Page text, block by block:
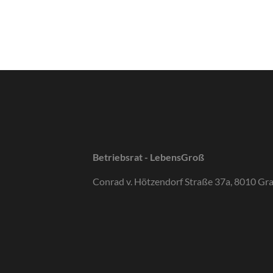
Betriebsrat - LebensGroß
Conrad v. Hötzendorf Straße 37a, 8010